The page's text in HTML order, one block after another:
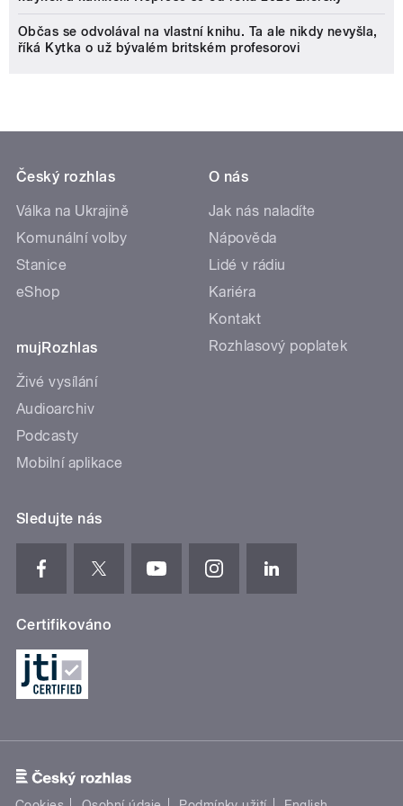
Občas se odvolával na vlastní knihu. Ta ale nikdy nevyšla,
říká Kytka o už bývalém britském profesorovi
Český rozhlas
Válka na Ukrajině
Komunální volby
Stanice
eShop
mujRozhlas
Živé vysílání
Audioarchiv
Podcasty
Mobilní aplikace
O nás
Jak nás naladíte
Nápověda
Lidé v rádiu
Kariéra
Kontakt
Rozhlasový poplatek
Sledujte nás
Certifikováno